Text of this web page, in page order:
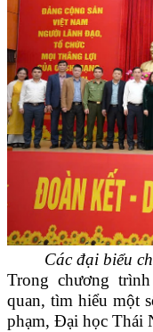
Các đại biểu
Trong chương
quan, tìm hiểu một
phạm, Đại học Thái